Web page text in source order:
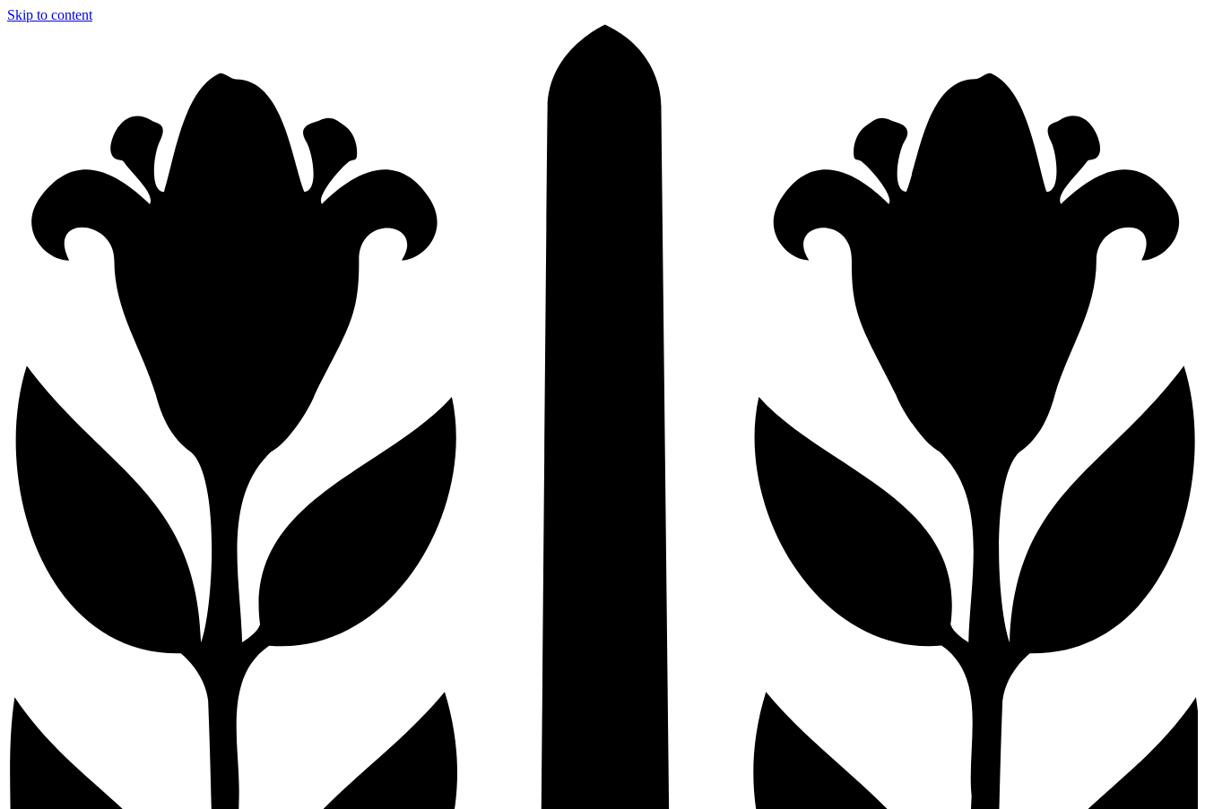
Skip to content